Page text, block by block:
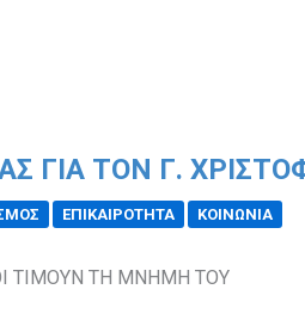
ΓΙΑ ΤΟΝ Γ.
ΕΠΙΚΑΙΡΟΤΗΤΑ ΚΟΙΝΩΝΙΑ
ΤΙΜΟΥΝ ΤΗ ΜΝΗΜΗ ΤΟΥ